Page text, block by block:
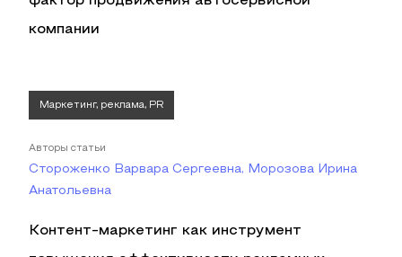
компании
Маркетинг, реклама, PR
Авторы статьи
Стороженко Варвара Сергеевна, Морозова Ирина
Анатольевна
Контент-маркетинг как инструмент